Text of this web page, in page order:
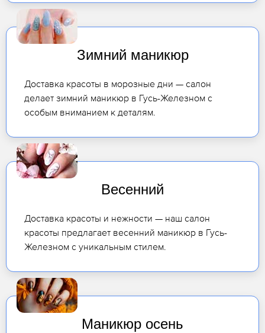
Зимний маникюр
Доставка красоты в морозные дни — салон
делает зимний маникюр в Гусь-Железном с
особым вниманием к деталям.
Весенний
Доставка красоты и нежности — наш салон
красоты предлагает весенний маникюр в Гусь-
Железном с уникальным стилем.
Маникюр осень